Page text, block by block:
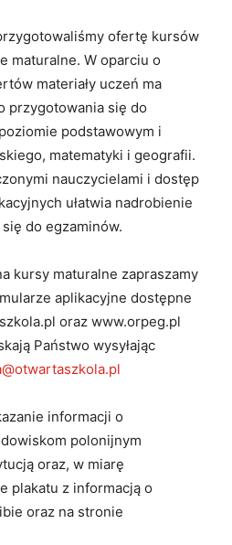
ofertę kursów
maturalne. W oparciu o
materiały uczeń ma
przygotowania się do
podstawowym i
matematyki i geografii.
nauczycielami i dostęp
ułatwia nadrobienie
do egzaminów.
kursy maturalne zapraszamy
aplikacyjne dostępne
oraz www.orpeg.pl
Państwo wysyłając
informacji o
polonijnym
oraz, w miarę
plakatu z informacją o
oraz na stronie